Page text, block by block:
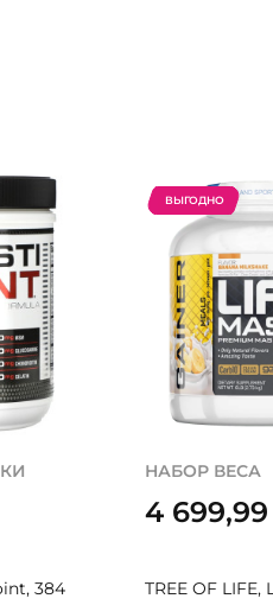
384
ВЫГОДНО
НАБОР ВЕСА
4 699,99
TREE OF LIFE,